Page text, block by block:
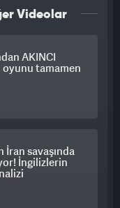
Videolar
AKINCI
tamamen
İran savaşında
İngilizlerin